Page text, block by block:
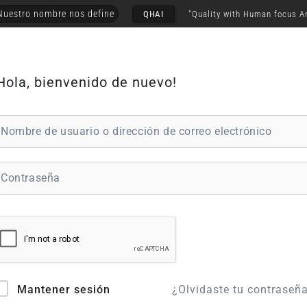
nombre nos define QHAI "Quality with Human focus
bienvenido de nuevo!
Mantener sesión ¿Olvidaste tu